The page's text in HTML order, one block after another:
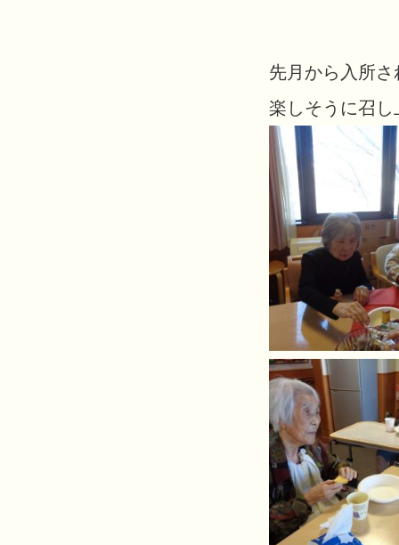
先月から入所
楽しそうに召